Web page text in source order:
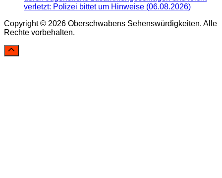
verletzt: Polizei bittet um Hinweise (06.08.2026)
Copyright © 2026 Oberschwabens Sehenswürdigkeiten. Alle
Rechte vorbehalten.